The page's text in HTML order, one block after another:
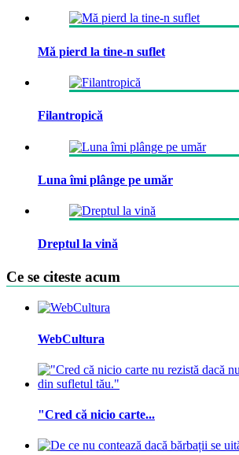
Mă pierd la tine-n suflet
Filantropică
Luna îmi plânge pe umăr
Dreptul la vină
Ce se citeste acum
WebCultura
"Cred că nicio carte...